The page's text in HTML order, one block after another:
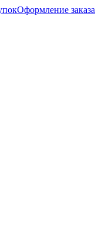
Оформление заказа